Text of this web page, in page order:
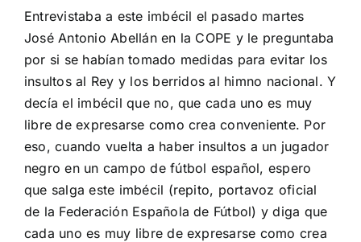
Entrevistaba a este imbécil el pasado martes
José Antonio Abellán en la COPE y le preguntaba
por si se habían tomado medidas para evitar los
insultos al Rey y los berridos al himno nacional. Y
decía el imbécil que no, que cada uno es muy
libre de expresarse como crea conveniente. Por
eso, cuando vuelta a haber insultos a un jugador
negro en un campo de fútbol español, espero
que salga este imbécil (repito, portavoz oficial
de la Federación Española de Fútbol) y diga que
cada uno es muy libre de expresarse como crea